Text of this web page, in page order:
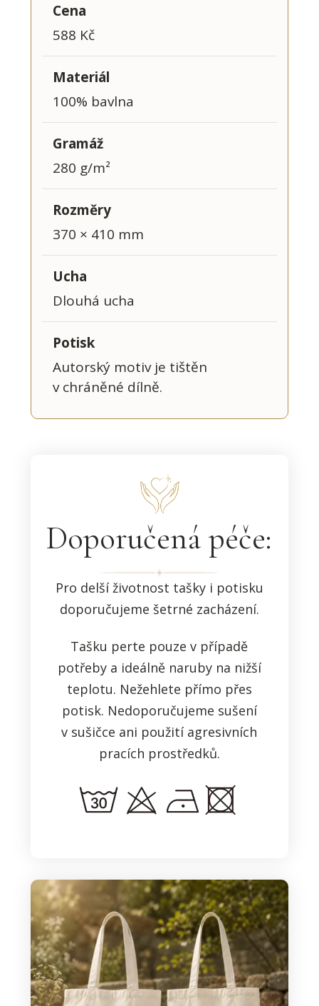
Cena
588 Kč
Materiál
100% bavlna
Gramáž
280 g/m²
Rozměry
370 × 410 mm
Ucha
Dlouhá ucha
Potisk
Autorský motiv je tištěn
v chráněné dílně.
Doporučená péče:
Pro delší životnost tašky i potisku
doporučujeme šetrné zacházení.
Tašku perte pouze v případě
potřeby a ideálně naruby na nižší
teplotu. Nežehlete přímo přes
potisk. Nedoporučujeme sušení
v sušičce ani použití agresivních
pracích prostředků.